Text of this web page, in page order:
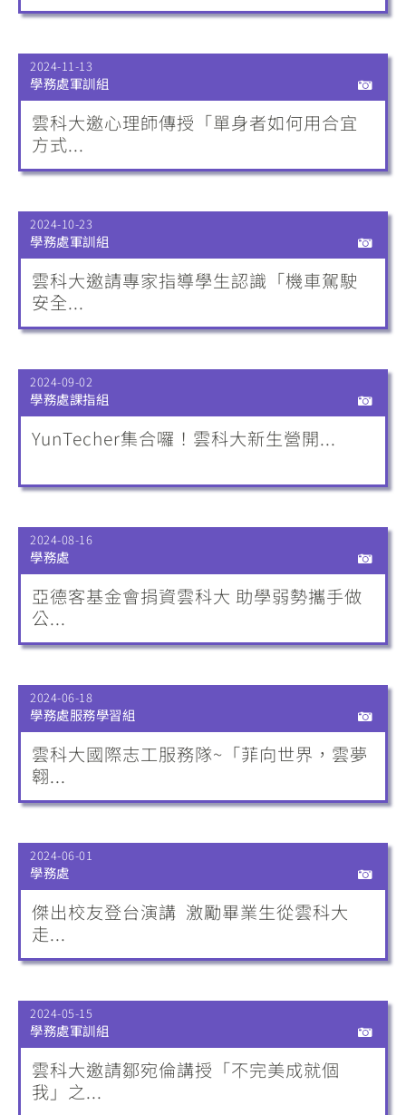
2024-11-13
學務處軍訓組
雲科大邀心理師傳授「單身者如何用合宜
方式...
2024-10-23
學務處軍訓組
雲科大邀請專家指導學生認識「機車駕駛
安全...
2024-09-02
學務處課指組
YunTecher集合囉！雲科大新生營開...
2024-08-16
學務處
亞德客基金會捐資雲科大 助學弱勢攜手做
公...
2024-06-18
學務處服務學習組
雲科大國際志工服務隊~「菲向世界，雲夢
翱...
2024-06-01
學務處
傑出校友登台演講 激勵畢業生從雲科大
走...
2024-05-15
學務處軍訓組
雲科大邀請鄒宛倫講授「不完美成就個
我」之...